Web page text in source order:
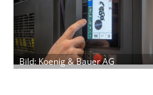
Bild: Koenig & Bauer AG